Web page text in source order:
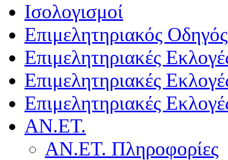
Ισολογισμοί
Επιμελητηριακός Οδηγός
Επιμελητηριακές
Επιμελητηριακές
Επιμελητηριακές
ΑΝ.ΕΤ.
ΑΝ.ΕΤ. Πληροφορίες